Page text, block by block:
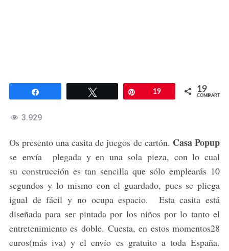
Twittear 19 19
COMPARTIR
3.929
Os presento una casita de juegos de cartón. Casa Popup
se envía plegada y en una sola pieza, con lo cual
su construcción es tan sencilla que sólo emplearás 10
segundos y lo mismo con el guardado, pues se pliega
igual de fácil y no ocupa espacio. Esta casita está
diseñada para ser pintada por los niños por lo tanto el
entretenimiento es doble. Cuesta, en estos momentos28
euros(más iva) y el envío es gratuito a toda España.